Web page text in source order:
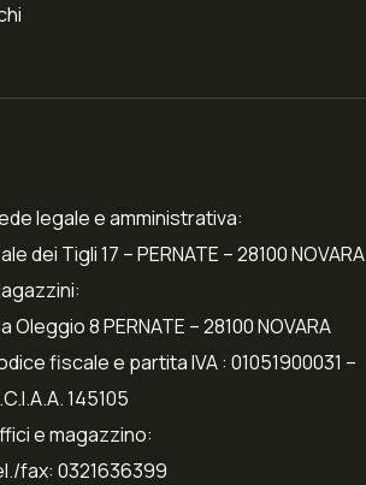
legale e amministrativa:
dei Tigli 17 – PERNATE – 28100 NOVARA
Oleggio 8 PERNATE – 28100 NOVARA
fiscale e partita IVA : 01051900031 –
145105
e magazzino:
fax: 0321636399